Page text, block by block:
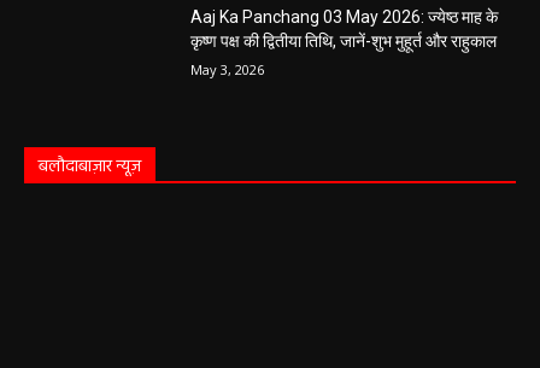
Aaj Ka Panchang 03 May 2026: ज्येष्ठ माह के
कृष्ण पक्ष की द्वितीया तिथि, जानें-शुभ मुहूर्त और राहुकाल
May 3, 2026
बलौदाबाज़ार न्यूज़